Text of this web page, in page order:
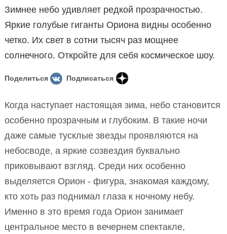
Зимнее небо удивляет редкой прозрачностью.
Яркие голубые гиганты Ориона видны особенно
четко. Их свет в сотни тысяч раз мощнее
солнечного. Откройте для себя космическое шоу.
Поделиться Подписаться
Когда наступает настоящая зима, небо становится
особенно прозрачным и глубоким. В такие ночи
даже самые тусклые звезды проявляются на
небосводе, а яркие созвездия буквально
приковывают взгляд. Среди них особенно
выделяется Орион - фигура, знакомая каждому,
кто хоть раз поднимал глаза к ночному небу.
Именно в это время года Орион занимает
центральное место в вечернем спектакле,